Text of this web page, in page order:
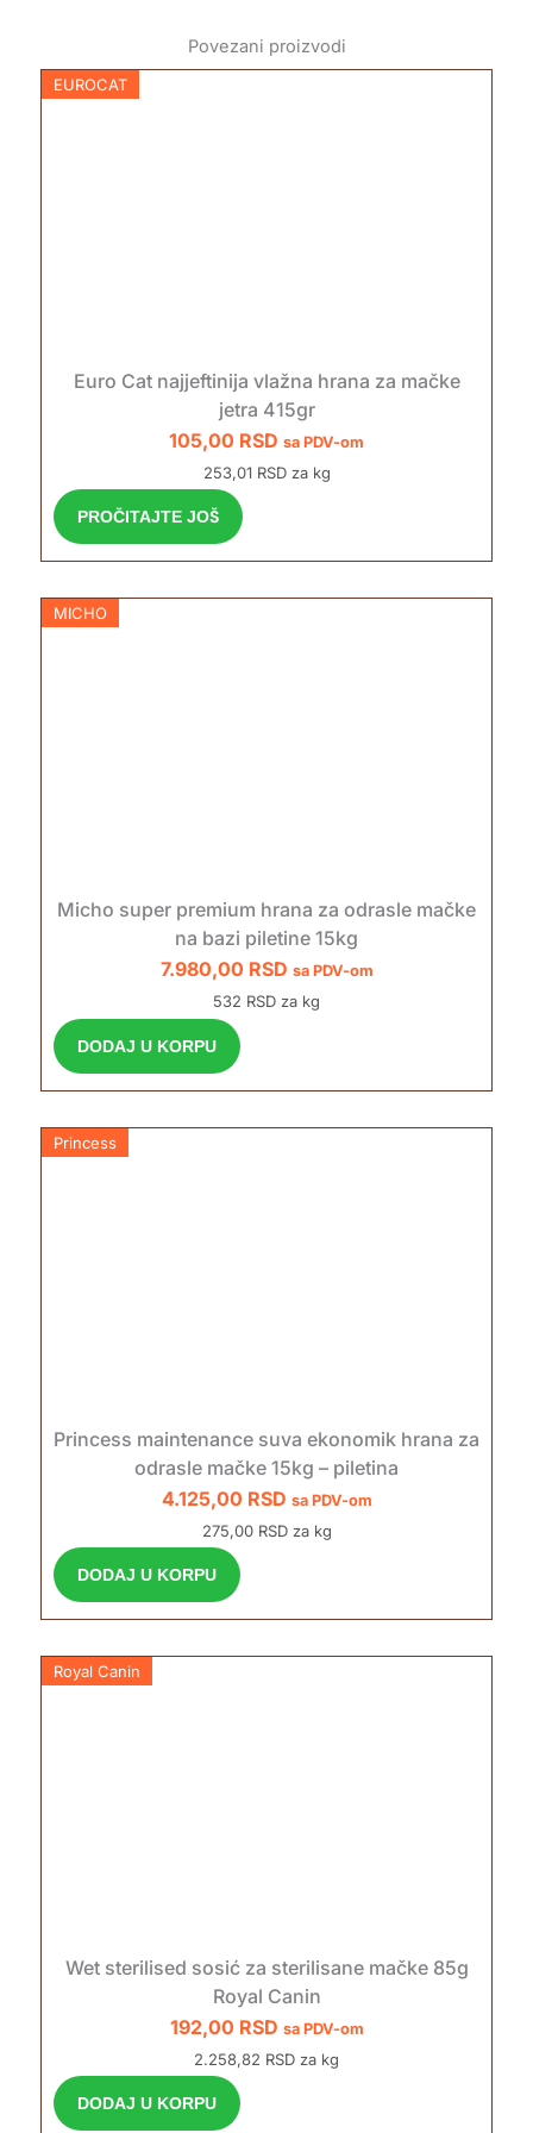
Povezani proizvodi
EUROCAT
Euro Cat najjeftinija vlažna hrana za mačke
jetra 415gr
105,00 RSD sa PDV-om
253,01 RSD za kg
PROČITAJTE JOŠ
MICHO
Micho super premium hrana za odrasle mačke
na bazi piletine 15kg
7.980,00 RSD sa PDV-om
532 RSD za kg
DODAJ U KORPU
Princess
Princess maintenance suva ekonomik hrana za
odrasle mačke 15kg – piletina
4.125,00 RSD sa PDV-om
275,00 RSD za kg
DODAJ U KORPU
Royal Canin
Wet sterilised sosić za sterilisane mačke 85g
Royal Canin
192,00 RSD sa PDV-om
2.258,82 RSD za kg
DODAJ U KORPU